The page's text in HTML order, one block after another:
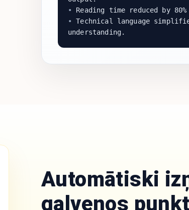
•
Reading time reduced by
•
Technical language
understanding.
Automātiski
galvenos